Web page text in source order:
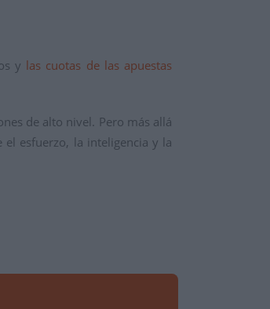
y las cuotas de las apuestas
de alto nivel. Pero más allá
esfuerzo, la inteligencia y la